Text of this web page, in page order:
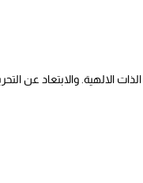
الالهية. والابتعاد عن